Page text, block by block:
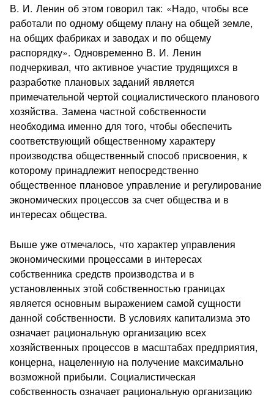
В. И. Ленин об этом говорил так: «Надо, чтобы все
работали по одному общему плану на общей земле,
на общих фабриках и заводах и по общему
распорядку». Одновременно В. И. Ленин
подчеркивал, что активное участие трудящихся в
разработке плановых заданий является
примечательной чертой социалистического планового
хозяйства. Замена частной собственности
необходима именно для того, чтобы обеспечить
соответствующий общественному характеру
производства общественный способ присвоения, к
которому принадлежит непосредственно
общественное плановое управление и регулирование
экономических процессов за счет общества и в
интересах общества.
Выше уже отмечалось, что характер управления
экономическими процессами в интересах
собственника средств производства и в
установленных этой собственностью границах
является основным выражением самой сущности
данной собственности. В условиях капитализма это
означает рациональную организацию всех
хозяйственных процессов в масштабах предприятия,
концерна, нацеленную на получение максимально
возможной прибыли. Социалистическая
собственность означает рациональную организацию